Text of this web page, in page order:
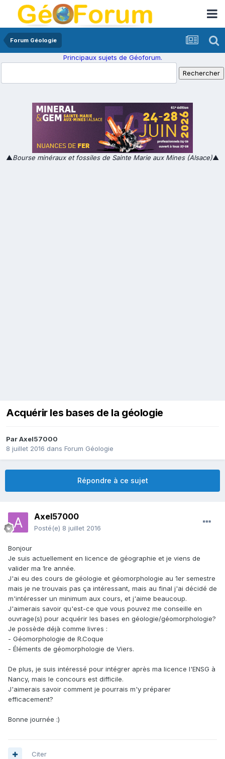
Forum Géologie
Principaux sujets de Géoforum.
▲Bourse minéraux et fossiles de Sainte Marie aux Mines (Alsace)▲
Acquérir les bases de la géologie
ParAxel57000
8 juillet 2016 dans Forum Géologie
Répondre à ce sujet
Axel57000
Posté(e) 8 juillet 2016
Bonjour
Je suis actuellement en licence de géographie et je viens de
valider ma 1re année.
J'ai eu des cours de géologie et géomorphologie au 1er semestre
mais je ne trouvais pas ça intéressant, mais au final j'ai décidé de
m'intéresser un minimum aux cours, et j'aime beaucoup.
J'aimerais savoir qu'est-ce que vous pouvez me conseille en
ouvrage(s) pour acquérir les bases en géologie/géomorphologie?
Je possède déjà comme livres :
- Géomorphologie de R.Coque
- Éléments de géomorphologie de Viers.
De plus, je suis intéressé pour intégrer après ma licence l'ENSG à
Nancy, mais le concours est difficile.
J'aimerais savoir comment je pourrais m'y préparer
efficacement?
Bonne journée :)
Citer